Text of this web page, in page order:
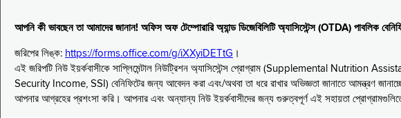
আপনি কী ভাবছেন তা আমাদের জানান! অফিস অফ টেম্পোরারি অ্যান্ড ডিজেবিলিটি অ্যাসিস্টেন্স (OTDA)
জরিপের লিঙ্ক: https://forms.office.com/g/iXXyiDETtG ।
এই জরিপটি নিউ ইয়র্কবাসীকে সাপ্লিমেন্টাল নিউট্রিশন অ্যাসিস্টেন্স প্রোগ্রাম (Supplemental Nutrition
Security Income, SSI) বেনিফিটের জন্য আবেদন করা এবং/অথবা তা ধরে রাখার অভিজ্ঞতা জানাতে আমন্ত্রণ
আপনার আগ্রহের প্রশংসা করি। আপনার এবং অন্যান্য নিউ ইয়র্কবাসীদের জন্য গুরুত্বপূর্ণ এই সহায়তা